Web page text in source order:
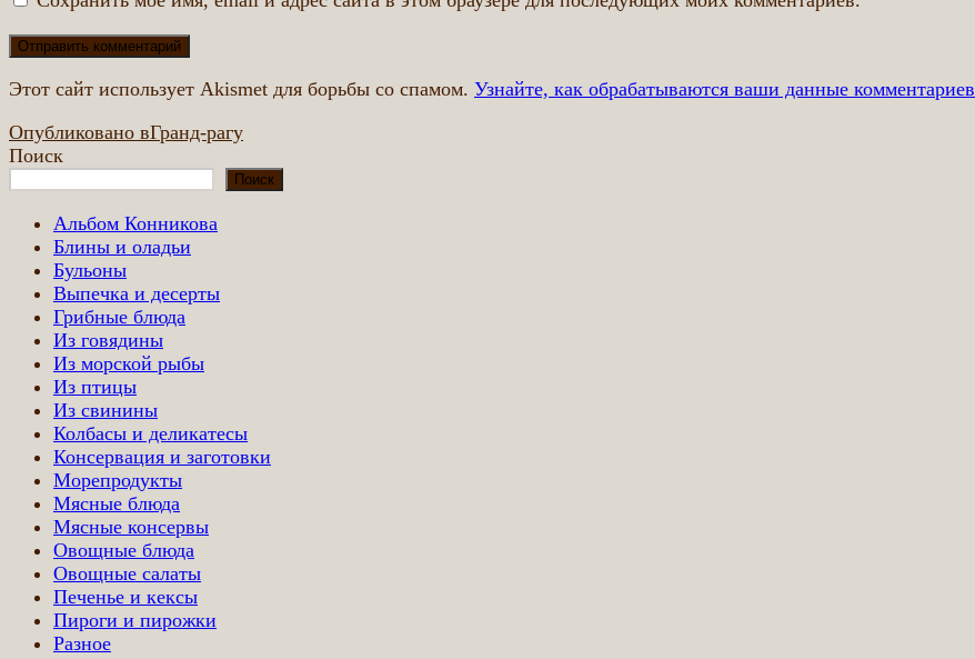
Этот сайт использует Akismet для борьбы со спамом. Узнайте, как обрабатываются ваши данные комментариев
Навигация
по
записям
Опубликовано вГранд-рагу
Поиск
Поиск
Альбом Конникова
Блины и оладьи
Бульоны
Выпечка и десерты
Грибные блюда
Из говядины
Из морской рыбы
Из птицы
Из свинины
Колбасы и деликатесы
Консервация и заготовки
Морепродукты
Мясные блюда
Мясные консервы
Овощные блюда
Овощные салаты
Печенье и кексы
Пироги и пирожки
Разное